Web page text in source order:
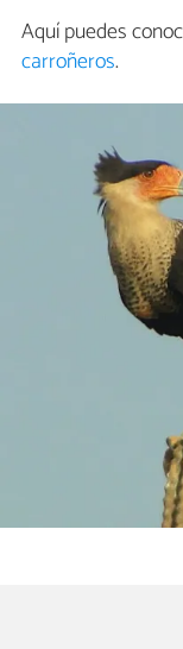
Aquí puedes
carroñeros.